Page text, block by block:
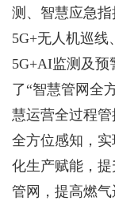
测、智慧应急指
5G+无人机巡线
5G+AI监测及
了“智慧管网全
慧运营全过程
全方位感知，
化生产赋能，
管网，提高燃